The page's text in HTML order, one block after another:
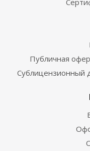
Публичная
Сублицензионный